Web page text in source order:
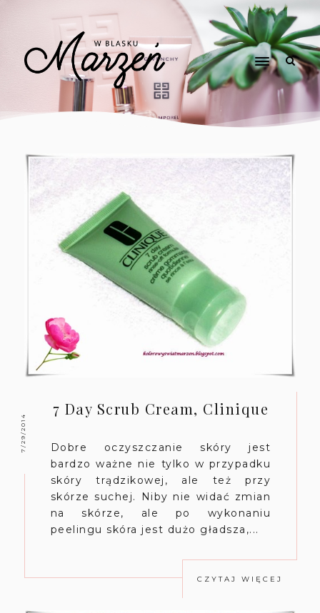
7/29/2014
7 Day Scrub Cream, Clinique
Dobre oczyszczanie skóry jest
bardzo ważne nie tylko w przypadku
skóry trądzikowej, ale też przy
skórze suchej. Niby nie widać zmian
na skórze, ale po wykonaniu
peelingu skóra jest dużo gładsza,...
CZYTAJ WIĘCEJ